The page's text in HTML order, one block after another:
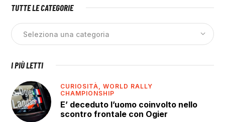
TUTTE LE CATEGORIE
I PIÙ LETTI
CURIOSITÀ,WORLD RALLY
CHAMPIONSHIP
E’ deceduto l’uomo coinvolto nello
scontro frontale con Ogier